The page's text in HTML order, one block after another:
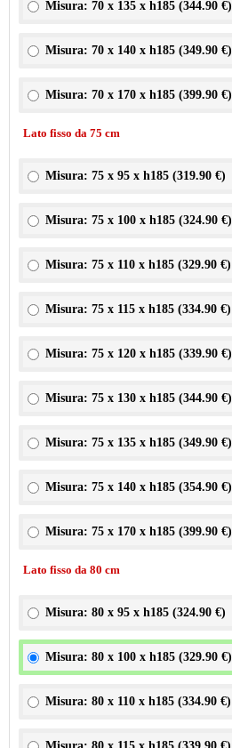
Misura: 70 x 135 x h185 (344.90 €)
Misura: 70 x 140 x h185 (349.90 €)
Misura: 70 x 170 x h185 (399.90 €)
Lato fisso da 75 cm
Misura: 75 x 95 x h185 (319.90 €)
Misura: 75 x 100 x h185 (324.90 €)
Misura: 75 x 110 x h185 (329.90 €)
Misura: 75 x 115 x h185 (334.90 €)
Misura: 75 x 120 x h185 (339.90 €)
Misura: 75 x 130 x h185 (344.90 €)
Misura: 75 x 135 x h185 (349.90 €)
Misura: 75 x 140 x h185 (354.90 €)
Misura: 75 x 170 x h185 (399.90 €)
Lato fisso da 80 cm
Misura: 80 x 95 x h185 (324.90 €)
Misura: 80 x 100 x h185 (329.90 €)
Misura: 80 x 110 x h185 (334.90 €)